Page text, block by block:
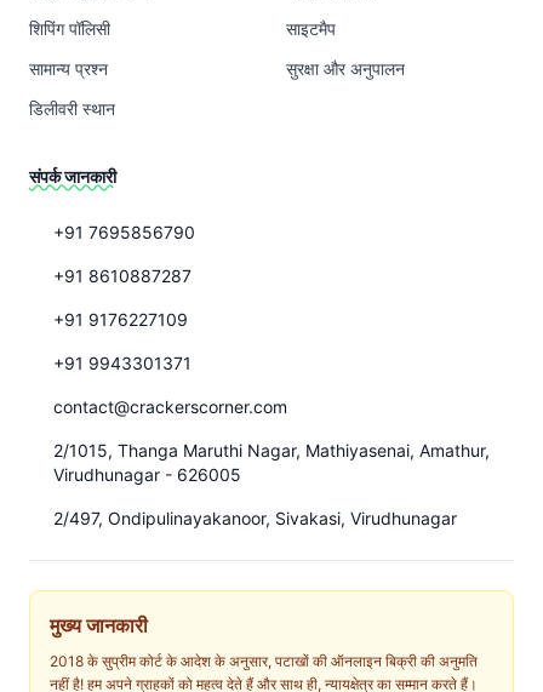
शिपिंग पॉलिसी
सामान्य प्रश्न
डिलीवरी स्थान
साइटमैप
सुरक्षा और अनुपालन
संपर्क जानकारी
+91 7695856790
+91 8610887287
+91 9176227109
+91 9943301371
contact@crackerscorner.com
2/1015, Thanga Maruthi Nagar, Mathiyasenai, Amathur,
Virudhunagar - 626005
2/497, Ondipulinayakanoor, Sivakasi, Virudhunagar
मुख्य जानकारी
2018 के सुप्रीम कोर्ट के आदेश के अनुसार, पटाखों की ऑनलाइन बिक्री की अनुमति
नहीं है! हम अपने ग्राहकों को महत्व देते हैं और साथ ही, न्यायक्षेत्र का सम्मान करते हैं।